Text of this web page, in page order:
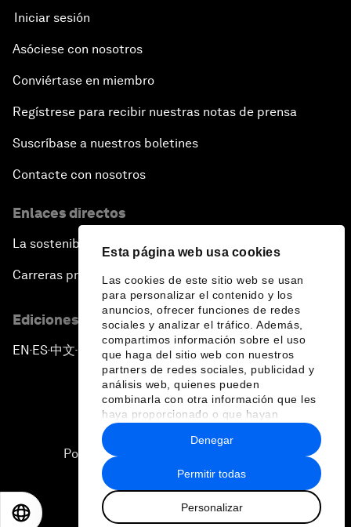
Esta página web usa cookies
Las cookies de este sitio web se usan
para personalizar el contenido y los
anuncios, ofrecer funciones de redes
sociales y analizar el tráfico. Además,
compartimos información sobre el uso
que haga del sitio web con nuestros
partners de redes sociales, publicidad y
análisis web, quienes pueden
combinarla con otra información que les
haya proporcionado o que hayan
recopilado a partir del uso que haya
hecho de sus servicios.
Permitir todas
Personalizar
Denegar
Iniciar sesión
Asóciese con nosotros
Conviértase en miembro
Regístrese para recibir nuestras notas de prensa
Suscríbase a nuestros boletines
Contacte con nosotros
Enlaces directos
La sostenibilidad en el Foro
Carreras profesionales
Ediciones en otros idiomas
EN ▪ES▪中文▪ 日本語
Política de privacidad y normas de uso
Sitemap
2026 Foro Económico Mundial